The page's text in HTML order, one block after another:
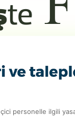
personelle ilgili